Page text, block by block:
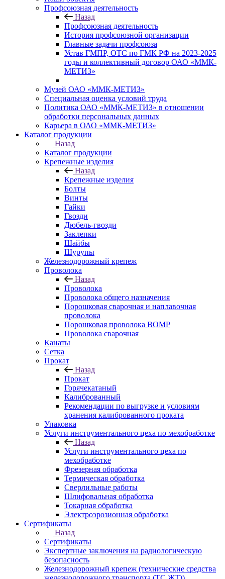
Профсоюзная деятельность
Назад
Профсоюзная деятельность
История профсоюзной организации
Главные задачи профсоюза
Устав ГМПР, ОТС по ГМК РФ на 2023-2025
годы и коллективный договор ОАО «ММК-
МЕТИЗ»
Музей ОАО «ММК-МЕТИЗ»
Специальная оценка условий труда
Политика ОАО «ММК-МЕТИЗ» в отношении
обработки персональных данных
Карьера в ОАО «ММК-МЕТИЗ»
Каталог продукции
Назад
Каталог продукции
Крепежные изделия
Назад
Крепежные изделия
Болты
Винты
Гайки
Гвозди
Дюбель-гвозди
Заклепки
Шайбы
Шурупы
Железнодорожный крепеж
Проволока
Назад
Проволока
Проволока общего назначения
Порошковая сварочная и наплавочная
проволока
Порошковая проволока ВОМР
Проволока сварочная
Канаты
Сетка
Прокат
Назад
Прокат
Горячекатаный
Калиброванный
Рекомендации по выгрузке и условиям
хранения калиброванного проката
Упаковка
Услуги инструментального цеха по мехобработке
Назад
Услуги инструментального цеха по
мехобработке
Фрезерная обработка
Термическая обработка
Сверлильные работы
Шлифовальная обработка
Токарная обработка
Электроэрозионная обработка
Сертификаты
Назад
Сертификаты
Экспертные заключения на радиологическую
безопасность
Железнодорожный крепеж (технические средства